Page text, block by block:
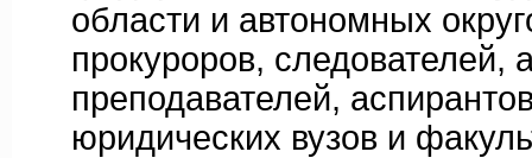
области и автономных
прокуроров, следователей,
преподавателей,
юридических вузов и